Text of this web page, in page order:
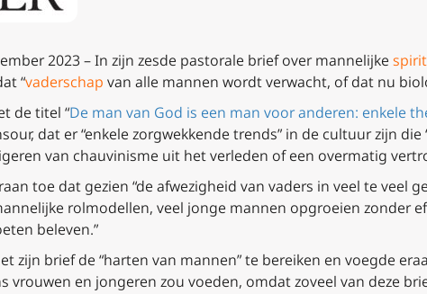
2023 – In zijn zesde pastorale brief over mannelijke
“vaderschap van alle mannen wordt verwacht, of dat nu
de titel “De man van God is een man voor anderen: enkele
dat er “enkele zorgwekkende trends” in de cultuur zijn
van chauvinisme uit het verleden of een overmatig
toe dat gezien “de afwezigheid van vaders in veel te veel
rolmodellen, veel jonge mannen opgroeien zonder
beleven.”
zijn brief de “harten van mannen” te bereiken en voegde
vrouwen en jongeren zou voeden, omdat zoveel van deze